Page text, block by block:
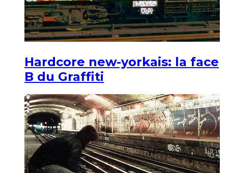
Hardcore new-yorkais: la face
B du Graffiti